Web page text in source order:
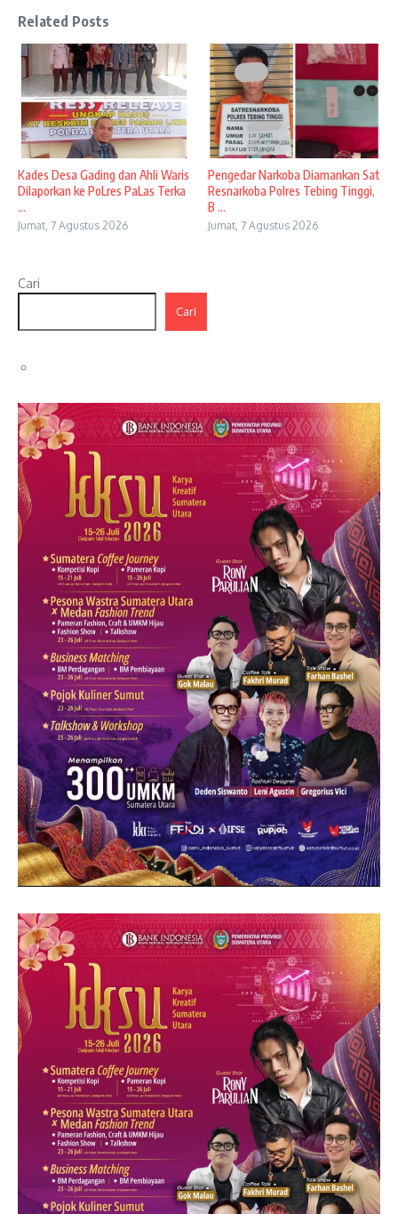
Related Posts
Kades Desa Gading dan Ahli Waris
Dilaporkan ke PoLres PaLas Terka
...
Jumat, 7 Agustus 2026
Pengedar Narkoba Diamankan Sat
Resnarkoba Polres Tebing Tinggi,
B ...
Jumat, 7 Agustus 2026
Cari
Cari